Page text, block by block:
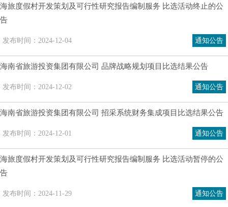
海旅度假村开发策划及可行性研究报告编制服务 比选活动终止的公
告
发布时间：2024-12-04 通知公告
海南省旅游投资集团有限公司 品牌战略规划项目比选结果公告
发布时间：2024-12-02 通知公告
海南省旅游投资集团有限公司 招采系统财务集成项目比选结果公告
发布时间：2024-12-01 通知公告
海旅度假村开发策划及可行性研究报告编制服务 比选活动暂停的公
告
发布时间：2024-11-29 通知公告